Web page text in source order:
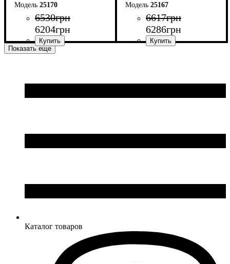
25170
6530грн
6204грн
Глубина: 70 см
25167
6617грн
6286грн
Глубина: 70 см
Показать еще
Каталог товаров